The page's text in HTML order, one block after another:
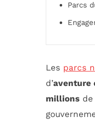
Parcs
Les parcs
d’aventure
millions